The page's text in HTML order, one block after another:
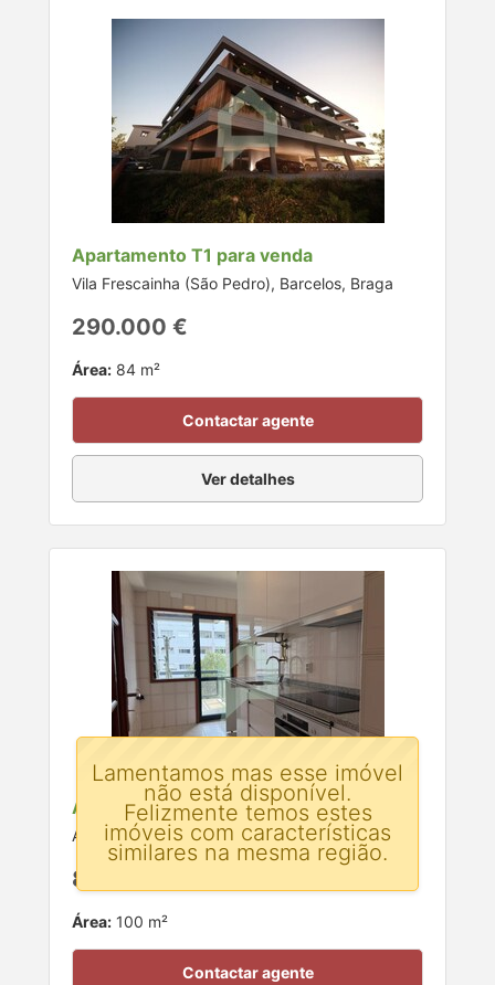
Apartamento T1 para venda
Vila Frescainha (São Pedro), Barcelos, Braga
290.000 €
Área: 84 m²
Contactar agente
Ver detalhes
Apartamento T2 para arrendar
Arcozelo, Barcelos, Braga
850 €
Área: 100 m²
Contactar agente
Lamentamos mas esse imóvel
não está disponível.
Felizmente temos estes
imóveis com características
similares na mesma região.